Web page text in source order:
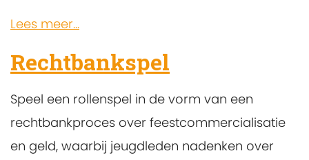
Lees meer...
Rechtbankspel
Speel een rollenspel in de vorm van een
rechtbankproces over feestcommercialisatie
en geld, waarbij jeugdleden nadenken over